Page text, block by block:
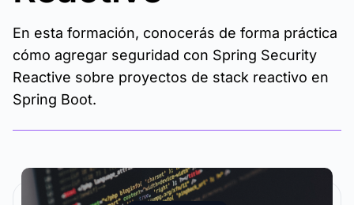
En esta formación, conocerás de forma práctica
cómo agregar seguridad con Spring Security
Reactive sobre proyectos de stack reactivo en
Spring Boot.